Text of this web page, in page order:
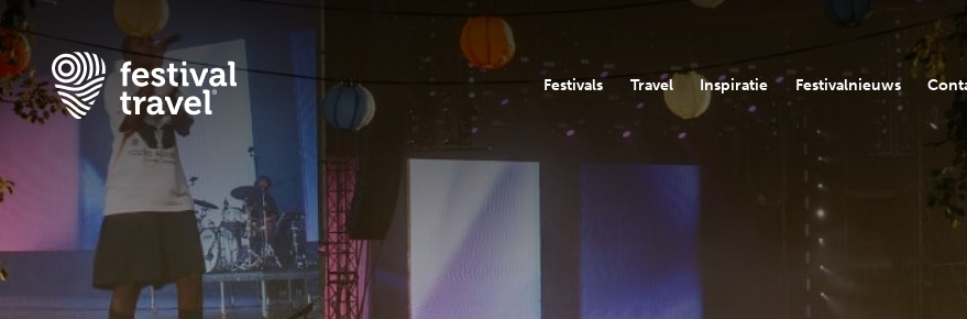
Festivals Travel Inspiratie Festivalnieuws
Festivals
Travel
Inspiratie